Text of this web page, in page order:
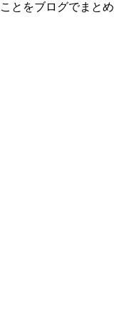
とをブログでまとめ